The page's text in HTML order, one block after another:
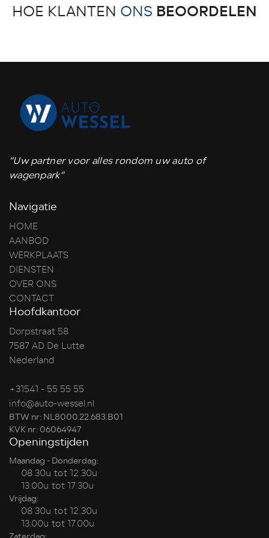
HOE KLANTEN ONS BEOORDELEN
“Uw partner voor alles rondom uw auto of
wagenpark”
Navigatie
HOME
AANBOD
WERKPLAATS
DIENSTEN
OVER ONS
CONTACT
Hoofdkantoor
Dorpstraat 58
7587 AD De Lutte
Nederland
+31541 - 55 55 55
info@auto-wessel.nl
BTW nr: NL8000.22.683.B01
KVK nr: 06064947
Openingstijden
Maandag - Donderdag:
08.30u tot 12.30u
13.00u tot 17.30u
Vrijdag:
08.30u tot 12.30u
13.00u tot 17.00u